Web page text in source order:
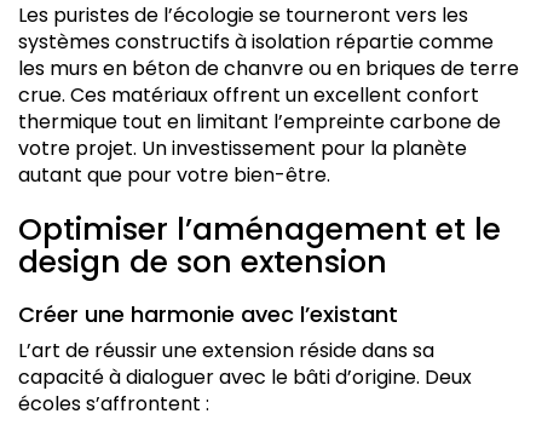
Les puristes de l’écologie se tourneront vers les
systèmes constructifs à isolation répartie comme
les murs en béton de chanvre ou en briques de terre
crue. Ces matériaux offrent un excellent confort
thermique tout en limitant l’empreinte carbone de
votre projet. Un investissement pour la planète
autant que pour votre bien-être.
Optimiser l’aménagement et le
design de son extension
Créer une harmonie avec l’existant
L’art de réussir une extension réside dans sa
capacité à dialoguer avec le bâti d’origine. Deux
écoles s’affrontent :